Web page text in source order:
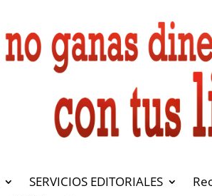
SERVICIOS EDITORIALES